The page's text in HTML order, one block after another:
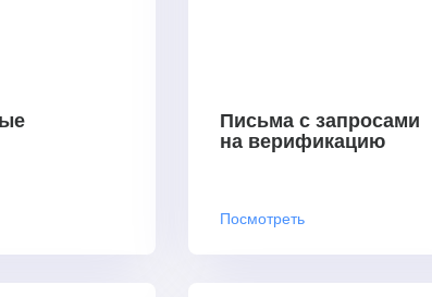
Письма с запросами
на верификацию
Посмотреть